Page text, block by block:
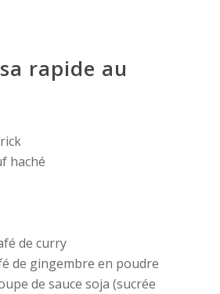
rapide au
haché
de curry
de gingembre en poudre
de sauce soja (sucrée